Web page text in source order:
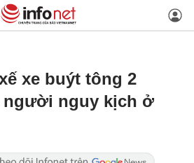
xe buýt tông 2
nguy kịch ở